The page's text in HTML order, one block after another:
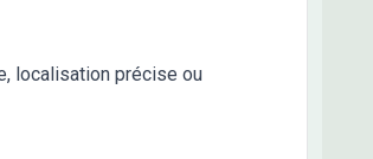
localisation précise ou